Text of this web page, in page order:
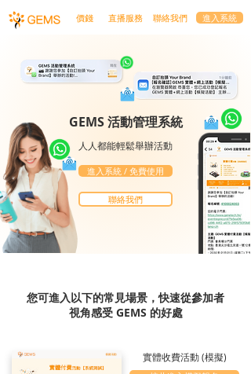
價錢 直播服務 聯絡我們 進入系統
GEMS 活動管理系統
人人都能輕鬆舉辦活動
進入系統 / 免費使用
聯絡我們
​您可進入以下的常見場景，快速從參加者
視角感受 GEMS 的好處
實體收費活動 (模擬)